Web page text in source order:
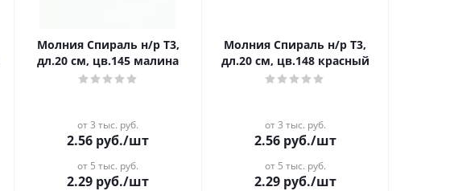
Молния Спираль н/р Т3,
дл.20 см, цв.145 малина
от 3 тыс. руб.
2.56 руб./шт
от 5 тыс. руб.
2.29 руб./шт
Молния Спираль н/р Т3,
дл.20 см, цв.148 красный
от 3 тыс. руб.
2.56руб./шт
от 5 тыс. руб.
2.29руб./шт